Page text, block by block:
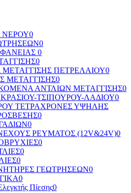
0
0
0
0
ΜΕΤΑΓΓΙΣΗΣ ΠΕΤΡΕΛΑΙΟΥ0
ΜΕΤΑΓΓΙΣΗΣ0
ΑΝΤΛΙΩΝ ΜΕΤΑΓΓΙΣΗΣ0
ΤΣΙΠΟΥΡΟΥ-ΛΑΔΙΟΥ0
ΤΕΤΡΑΧΡΟΝΕΣ ΥΨΗΛΗΣ
0
0
ΡΕΥΜΑΤΟΣ (12V&24V)0
0
0
0
ΓΕΩΤΡΗΣΕΩΝ0
0
Πίεσης0